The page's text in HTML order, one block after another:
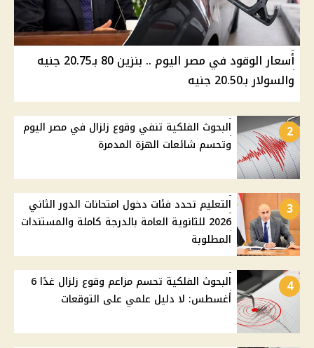
أسعار الوقود في مصر اليوم .. بنزين 80 بـ20.75 جنيه
والسولار بـ20.50 جنيه
2
البحوث الفلكية تنفي وقوع زلزال في مصر اليوم
وتحسم شائعات الهزة المدمرة
3
التعليم تحدد فئات دخول امتحانات الدور الثاني
2026 للثانوية العامة بالدرجة كاملة والمستندات
المطلوبة
4
البحوث الفلكية تحسم مزاعم وقوع زلزال غدًا 6
أغسطس: لا دليل علمي على التوقعات